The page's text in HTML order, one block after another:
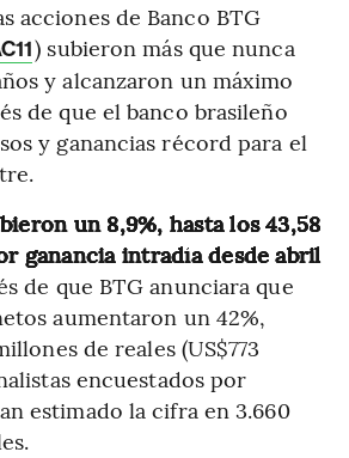
acciones de Banco BTG
) subieron más que nunca
y alcanzaron un máximo
de que el banco brasileño
y ganancias récord para el
un 8,9%, hasta los 43,58
ganancia intradía desde abril
de que BTG anunciara que
aumentaron un 42%,
de reales (US$773
encuestados por
estimado la cifra en 3.660